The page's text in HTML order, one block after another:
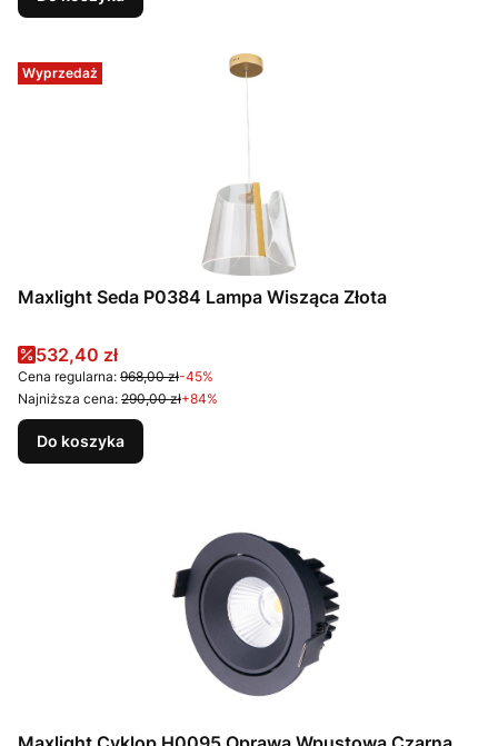
Wyprzedaż
Maxlight Seda P0384 Lampa Wisząca Złota
Cena promocyjna
532,40 zł
Cena regularna: 968,00 zł-45%
Najniższa cena: 290,00 zł+84%
Do koszyka